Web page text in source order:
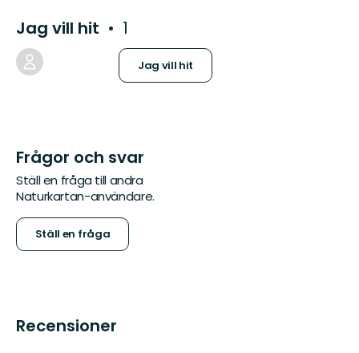
Jag vill hit 1
Jag vill hit
Frågor och svar
Ställ en fråga till andra
Naturkartan-användare.
Ställ en fråga
Recensioner